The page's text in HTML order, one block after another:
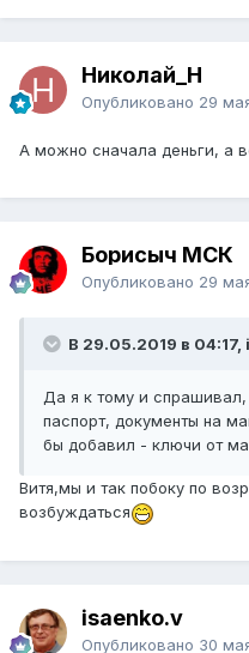
Николай_Н
Опубликовано 29
А можно сначала деньги, а
Борисыч МСК
Опубликовано 29
В 29.05.2019 в 04:17,
Да я к тому и
паспорт, документы на
бы добавил - ключи от
Витя,мы и так побоку по
возбуждаться
isaenko.v
Опубликовано 30